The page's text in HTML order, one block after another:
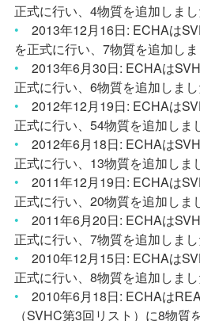
正式に行い、 4物質を追加しまし
•
2013年12月16日: ECHAは
を正式に行い、 7物質を追加しま
• 2013年6月30日: ECHAは
正式に行い、 6物質を追加しまし
• 2012年12月19日: ECHAは
正式に行い、 54物質を追加しま
•
2012年6月18日: ECHAは
正式に行い、 13物質を追加しま
• 2011年12月19日: ECHAは
正式に行い、 20物質を追加しま
• 2011年6月20日: ECHAは
正式に行い、 7物質を追加しまし
• 2010年12月15日: ECHAは
正式に行い、 8物質を追加しまし
• 2010年6月18日: ECHAは
（SVHC第3回リスト）に8物質